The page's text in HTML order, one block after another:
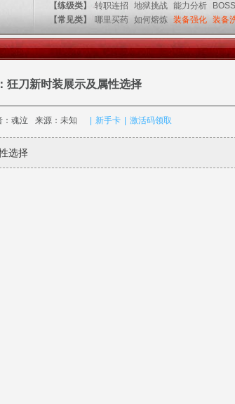
精彩视频 职业心得 极品牛图 职业讨论
【练级类】
转职连招 地狱挑战 能力分析
【常见类】
哪里买药 如何熔炼 装备强化 装备
狂刀新时装展示及属性选择
：魂泣 来源：未知 新手卡 激活码领取
选择